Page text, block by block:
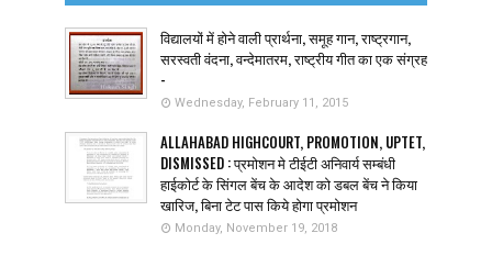
विद्यालयों में होने वाली प्रार्थना, समूह गान, राष्ट्रगान,
सरस्वती वंदना, वन्देमातरम, राष्ट्रीय गीत का एक संग्रह
-
Wednesday, February 11, 2015
ALLAHABAD HIGHCOURT, PROMOTION, UPTET,
DISMISSED : प्रमोशन मे टीईटी अनिवार्य सम्बंधी
हाईकोर्ट के सिंगल बेंच के आदेश को डबल बेंच ने किया
खारिज, बिना टेट पास किये होगा प्रमोशन
Monday, November 19, 2018